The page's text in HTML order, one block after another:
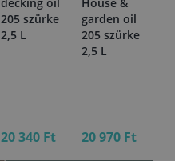
decking oil
205 szürke
2,5 L
20 340 Ft
House &
garden oil
205 szürke
2,5 L
20 970 Ft